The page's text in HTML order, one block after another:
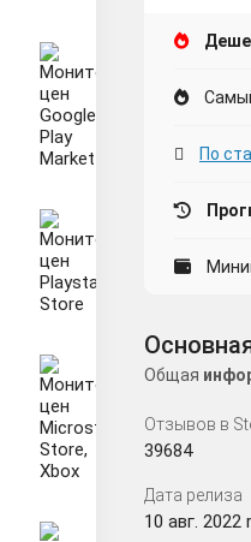
По
Общая
Отзывов в
39684
Дата релиза
10 авг. 2022